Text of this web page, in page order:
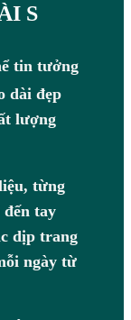
S
tin tưởng
dài đẹp
lượng
từng
tay
dịp trang
ngày từ